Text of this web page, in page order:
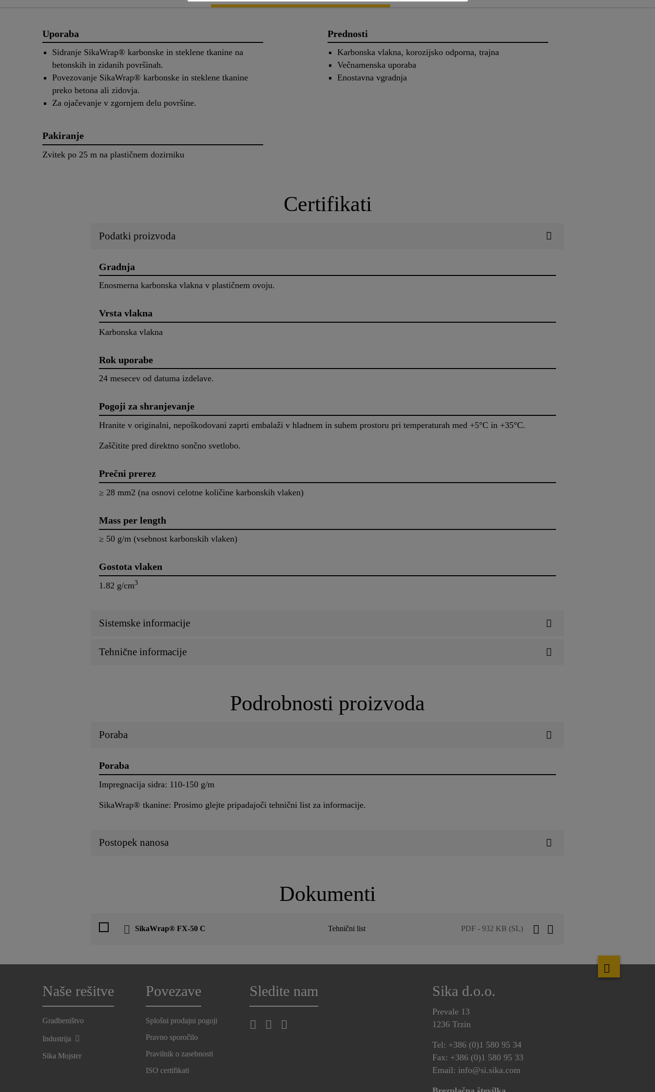
Uporaba
Sidranje SikaWrap® karbonske in steklene tkanine na
betonskih in zidanih površinah.
Povezovanje SikaWrap® karbonske in steklene tkanine
preko betona ali zidovja.
Za ojačevanje v zgornjem delu površine.
Prednosti
Karbonska vlakna, korozijsko odporna, trajna
Večnamenska uporaba
Enostavna vgradnja
Pakiranje
Zvitek po 25 m na plastičnem dozirniku
Certifikati
Podatki proizvoda
Gradnja
Enosmerna karbonska vlakna v plastičnem ovoju.
Vrsta vlakna
Karbonska vlakna
Rok uporabe
24 mesecev od datuma izdelave.
Pogoji za shranjevanje
Hranite v originalni, nepoškodovani zaprti embalaži v hladnem in suhem prostoru pri temperaturah med +5°C in +35°C.
Zaščitite pred direktno sončno svetlobo.
Prečni prerez
≥ 28 mm2 (na osnovi celotne količine karbonskih vlaken)
Mass per length
≥ 50 g/m (vsebnost karbonskih vlaken)
Gostota vlaken
1.82 g/cm3
Sistemske informacije
Tehnične informacije
Podrobnosti proizvoda
Poraba
Poraba
Impregnacija sidra: 110-150 g/m
SikaWrap® tkanine: Prosimo glejte pripadajoči tehnični list za informacije.
Postopek nanosa
Dokumenti
SikaWrap® FX-50 C Tehnični list PDF - 932 KB (SL)
Naše rešitve
Gradbeništvo
Industrija
Sika Mojster
Povezave
Splošni prodajni pogoji
Pravno sporočilo
Pravilnik o zasebnosti
ISO certifikati
Sledite nam Sika d.o.o.
Prevale 13
1236 Trzin
Tel: +386 (0)1 580 95 34
Fax: +386 (0)1 580 95 33
Email: info@si.sika.com